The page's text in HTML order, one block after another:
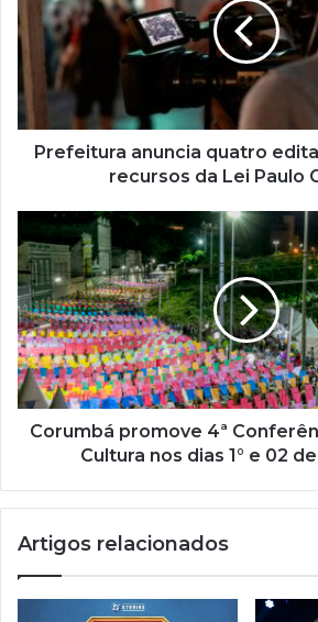
e
n
e
e
m
a
i
l
Prefeitura anuncia quatro
recursos da Lei Paulo
Corumbá promove 4ª
Cultura nos dias 1° e 02
Artigos relacionados